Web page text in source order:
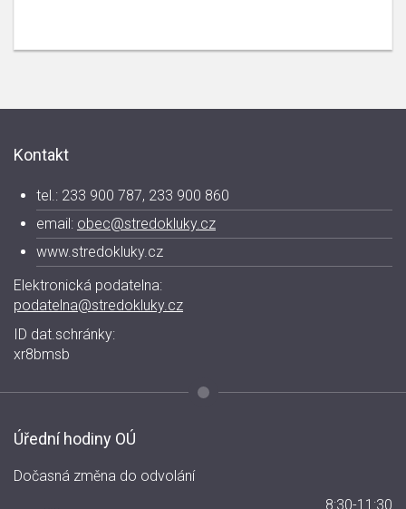
Kontakt
tel.: 233 900 787, 233 900 860
email: obec@stredokluky.cz
www.stredokluky.cz
Elektronická podatelna:
podatelna@stredokluky.cz
ID dat.schránky:
xr8bmsb
Úřední hodiny OÚ
Dočasná změna do odvolání
8:30-11:30